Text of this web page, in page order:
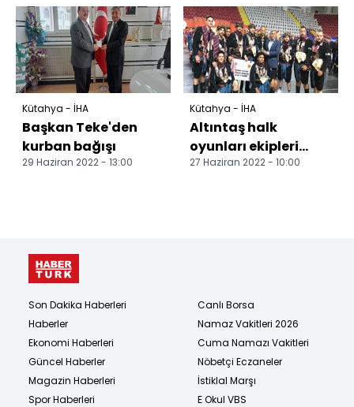
Kütahya - İHA
Başkan Teke'den
kurban bağışı
29 Haziran 2022 - 13:00
Kütahya - İHA
Altıntaş halk
oyunları ekipleri
gençlerde ve
27 Haziran 2022 - 10:00
Son Dakika Haberleri
Haberler
Ekonomi Haberleri
Güncel Haberler
Magazin Haberleri
Spor Haberleri
Canlı Borsa
Namaz Vakitleri 2026
Cuma Namazı Vakitleri
Nöbetçi Eczaneler
İstiklal Marşı
E Okul VBS